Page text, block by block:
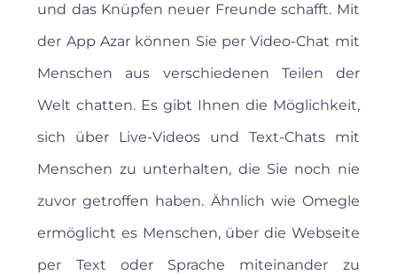
und das Knüpfen neuer Freunde schafft. Mit
der App Azar können Sie per Video-Chat mit
Menschen aus verschiedenen Teilen der
Welt chatten. Es gibt Ihnen die Möglichkeit,
sich über Live-Videos und Text-Chats mit
Menschen zu unterhalten, die Sie noch nie
zuvor getroffen haben. Ähnlich wie Omegle
ermöglicht es Menschen, über die Webseite
per Text oder Sprache miteinander zu